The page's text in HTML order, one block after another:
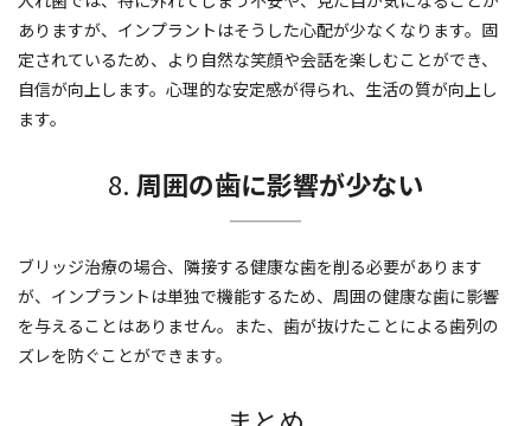
ありますが、インプラントはそうした心配が少なくなります。固
定されているため、より自然な笑顔や会話を楽しむことができ、
自信が向上します。心理的な安定感が得られ、生活の質が向上し
ます。
8. 周囲の歯に影響が少ない
ブリッジ治療の場合、隣接する健康な歯を削る必要があります
が、インプラントは単独で機能するため、周囲の健康な歯に影響
を与えることはありません。また、歯が抜けたことによる歯列の
ズレを防ぐことができます。